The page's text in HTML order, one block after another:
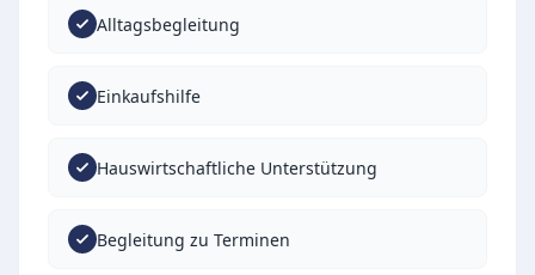
Alltagsbegleitung
Einkaufshilfe
Hauswirtschaftliche Unterstützung
Begleitung zu Terminen